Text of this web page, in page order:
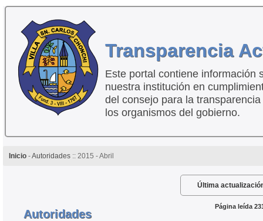
Transparencia
Este portal contiene información
nuestra institución en
del consejo para la
los organismos del gobierno.
Inicio-Autoridades:: 2015 - Abril
Última
Página leída
Autoridades